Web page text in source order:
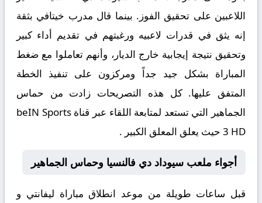
اللاعبين على تحقيق الفوز. بينما قال مدرب خيتافي بثقة
إنه يثق في قدرات لاعبيه ورغبتهم في تقديم أداء كبير
وتحقيق نتيجة إيجابية خارج الديار، وأنهم تعاملوا مع ضغط
المباراة بشكل جيد جداً ومركزون على تنفيذ الخطة
المتفق عليها. كل هذه التصريحات زادت من حماس
الجماهير التي تستعد لمتابعة اللقاء عبر قناة beIN Sports
3 HD حيث يعلق المعلق الكبير .
أجواء ملعب سيوداد دي فالنسيا وحماس الجماهير
قبل ساعات طويلة من موعد انطلاق مباراة ليفانتي و